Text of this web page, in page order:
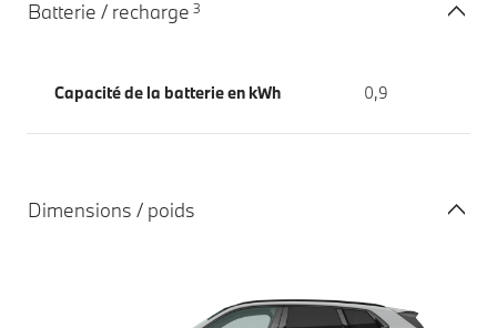
Batterie / recharge 3
Capacité de la batterie en kWh 0,9
Dimensions / poids